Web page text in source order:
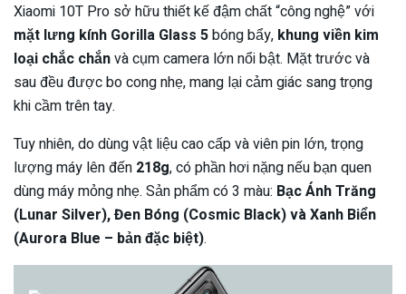
Xiaomi 10T Pro sở hữu thiết kế đậm chất “công nghệ” với
mặt lưng kính Gorilla Glass 5bóng bẩy, khung viền kim
loại chắc chắnvà cụm camera lớn nổi bật. Mặt trước và
sau đều được bo cong nhẹ, mang lại cảm giác sang trọng
khi cầm trên tay.
Tuy nhiên, do dùng vật liệu cao cấp và viên pin lớn, trọng
lượng máy lên đến 218g, có phần hơi nặng nếu bạn quen
dùng máy mỏng nhẹ. Sản phẩm có 3 màu: Bạc Ánh Trăng
(Lunar Silver), Đen Bóng (Cosmic Black) và Xanh Biển
(Aurora Blue – bản đặc biệt).